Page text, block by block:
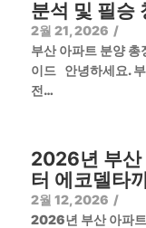
분석 및 필승
2월 21, 2026 /
부산 아파트 분양
이드 안녕하세요.
전…
2026년 부산
터 에코델타
2월 12, 2026 /
2026년 부산 아파